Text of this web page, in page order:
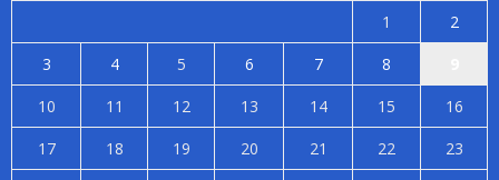
1
2
3
4 5 6 7 8
10
11 12 13 14 15
16
17
18 19 20 21 22 23